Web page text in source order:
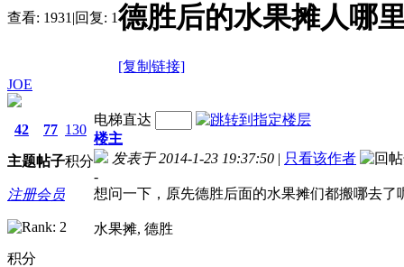
查看: 1931 |回复: 1德胜后的水果摊人哪
[复制链接]
JOE
42
主题
77
帖子
130
积分
注册会员
积分
电梯直达
楼主
发表于 2014-1-23 19:37:50 | 只看该作者
-
想问一下，原先德胜后面的水果摊们都搬哪去了
水果摊, 德胜